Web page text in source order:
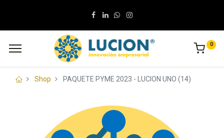
0
Shop PAQUETE PYME 2023 - LUCION UNO (14)